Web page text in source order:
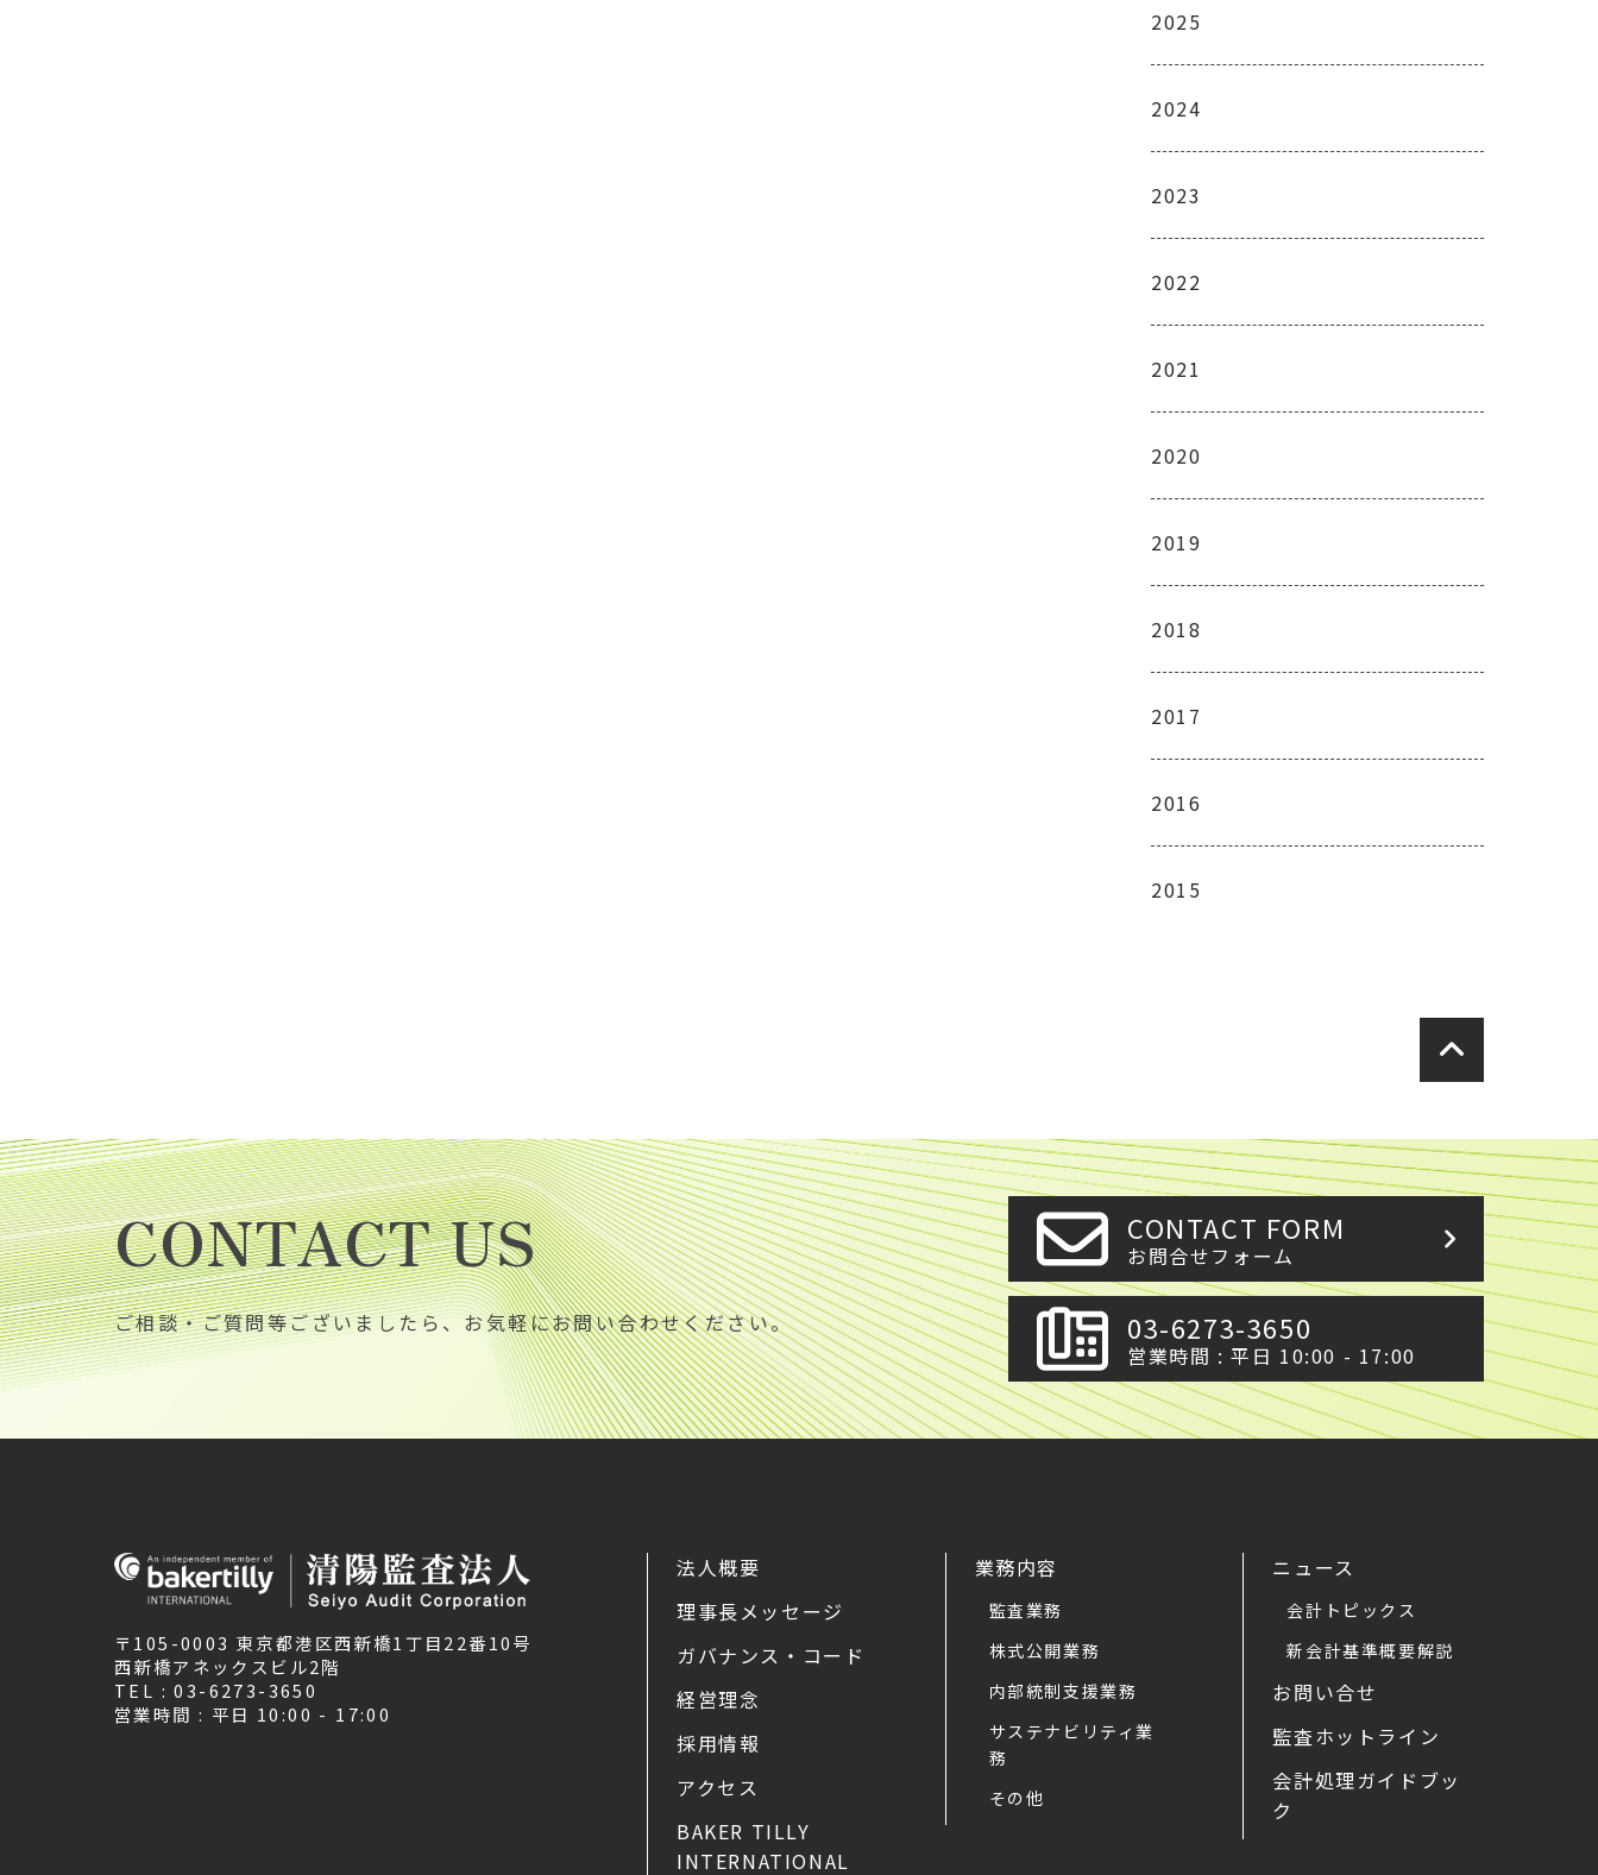
2025
2024
2023
2022
2021
2020
2019
2018
2017
2016
2015
CONTACT US
ご相談・ご質問等ございましたら、お気軽にお問い合わせください。
CONTACT FORM
お問合せフォーム
03-6273-3650
営業時間 : 平日 10:00 - 17:00
〒105-0003 東京都港区西新橋1丁目22番10号
西新橋アネックスビル2階
TEL : 03-6273-3650
営業時間 : 平日 10:00 - 17:00
法人概要
理事長メッセージ
ガバナンス・コード
経営理念
採用情報
アクセス
BAKER TILLY
INTERNATIONAL
業務内容
監査業務
株式公開業務
内部統制支援業務
サステナビリティ業
務
その他
ニュース
会計トピックス
新会計基準概要解説
お問い合せ
監査ホットライン
会計処理ガイドブッ
ク